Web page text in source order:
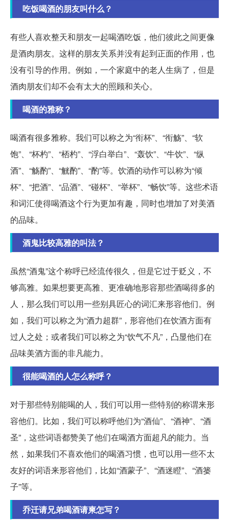
吃饭喝酒的朋友叫什么？
有些人喜欢整天和朋友一起喝酒吃饭，他们彼此之间更像
是酒肉朋友。这样的朋友关系并没有起到正面的作用，也
没有引导的作用。例如，一个家庭中的老人生病了，但是
酒肉朋友们却不会有太大的照顾和关心。
喝酒的雅称？
喝酒有很多雅称。我们可以称之为“衔杯”、“衔觞”、“软
饱”、“杯杓”、“桮杓”、“浮白举白”、“轰饮”、“牛饮”、“纵
酒”、“觞酌”、“觥酌”、“酌”等。饮酒的动作可以称为“倾
杯”、“把酒”、“品酒”、“碰杯”、“举杯”、“畅饮”等。这些术语
和词汇使得喝酒这个行为更加有趣，同时也增加了对美酒
的品味。
酒鬼比较高雅的叫法？
虽然“酒鬼”这个称呼已经流传很久，但是它过于贬义，不
够高雅。如果想要更高雅、更准确地形容那些酒喝得多的
人，那么我们可以用一些别具匠心的词汇来形容他们。例
如，我们可以称之为“酒力超群”，形容他们在饮酒方面有
过人之处；或者我们可以称之为“饮气不凡”，凸显他们在
品味美酒方面的非凡能力。
很能喝酒的人怎么称呼？
对于那些特别能喝的人，我们可以用一些特别的称谓来形
容他们。比如，我们可以称呼他们为“酒仙”、“酒神”、“酒
圣”，这些词语都赞美了他们在喝酒方面超凡的能力。当
然，如果我们不喜欢他们的喝酒习惯，也可以用一些不太
友好的词语来形容他们，比如“酒蒙子”、“酒迷瞪”、“酒篓
子”等。
乔迁请兄弟喝酒请柬怎写？